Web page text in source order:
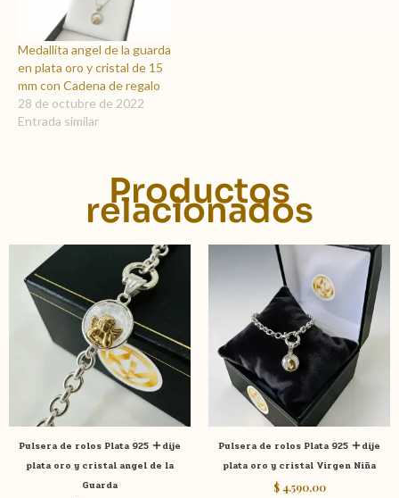
Medallita angel de la guarda
en plata oro y cristal de 15
mm con Cadena de regalo
28 de octubre de 2022
Entrada similar
Productos
relacionados
Pulsera de rolos Plata 925
dije
plata oro y cristal angel de la
Guarda
Pulsera de rolos Plata 925
dije
plata oro y cristal Virgen Niña
$4.590,00